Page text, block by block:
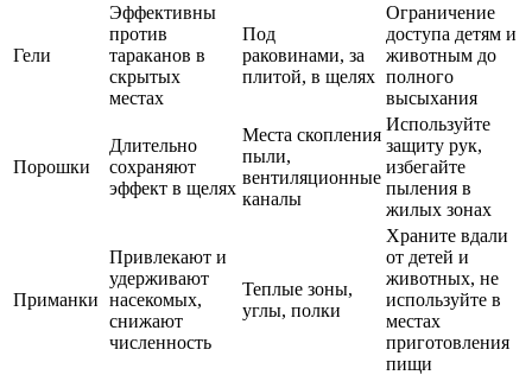
Гели
Эффективны
против
тараканов в
скрытых
местах
Под
раковинами, за
плитой, в щелях
Ограничение
доступа детям и
животным до
полного
высыхания
Порошки
Длительно
сохраняют
эффект в щелях
Места скопления
пыли,
вентиляционные
каналы
Используйте
защиту рук,
избегайте
пыления в
жилых зонах
Приманки
Привлекают и
удерживают
насекомых,
снижают
численность
Теплые зоны,
углы, полки
Храните вдали
от детей и
животных, не
используйте в
местах
приготовления
пищи